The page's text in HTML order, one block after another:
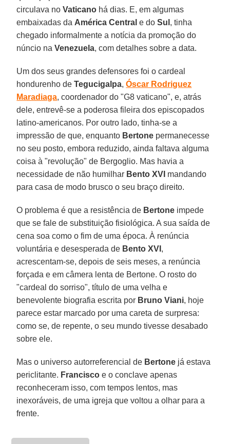
circulava noVaticano há dias. E, em algumas
embaixadas da América Central e doSul , tinha
chegado informalmente a notícia da promoção do
núncio naVenezuela, com detalhes sobre a data.
Um dos seus grandes defensores foi o cardeal
hondurenho deTegucigalpa,Óscar Rodriguez
Maradiaga, coordenador do "G8 vaticano", e, atrás
dele, entrevê-se a poderosa fileira dos episcopados
latino-americanos. Por outro lado, tinha-se a
impressão de que, enquanto Bertone permanecesse
no seu posto, embora reduzido, ainda faltava alguma
coisa à "revolução" de Bergoglio. Mas havia a
necessidade de não humilhar Bento XVI mandando
para casa de modo brusco o seu braço direito.
O problema é que a resistência de Bertone impede
que se fale de substituição fisiológica. A sua saída de
cena soa como o fim de uma época. À renúncia
voluntária e desesperada de Bento XVI ,
acrescentam-se, depois de seis meses, a renúncia
forçada e em câmera lenta de Bertone. O rosto do
"cardeal do sorriso", título de uma velha e
benevolente biografia escrita por Bruno Viani, hoje
parece estar marcado por uma careta de surpresa:
como se, de repente, o seu mundo tivesse desabado
sobre ele.
Mas o universo autorreferencial de Bertone já estava
periclitante. Francisco e o conclave apenas
reconheceram isso, com tempos lentos, mas
inexoráveis, de uma igreja que voltou a olhar para a
frente.